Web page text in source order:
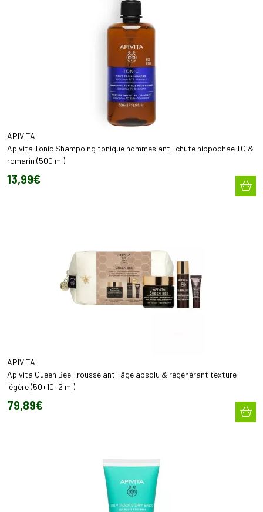
APIVITA
Apivita Tonic Shampoing tonique hommes anti-chute hippophae TC &
romarin (500 ml)
13,99€
APIVITA
Apivita Queen Bee Trousse anti-âge absolu & régénérant texture
légère (50+10+2 ml)
79,89€